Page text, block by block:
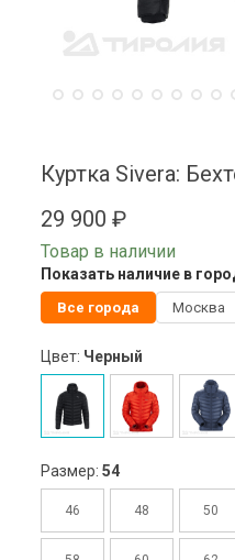
Куртка Sivera:
29 900 ₽
Товар в наличии
Показать наличие в
Все города Москва
Цвет: Черный
Размер:54
46 48 50